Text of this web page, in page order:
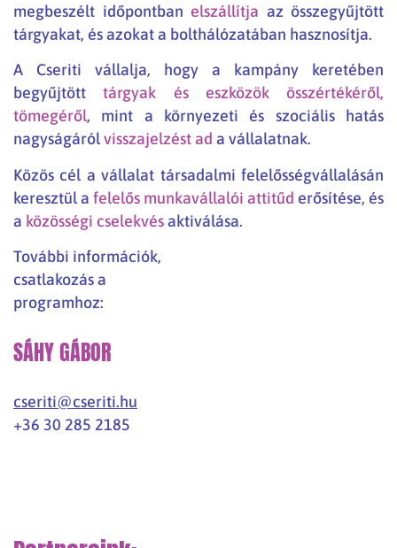
megbeszélt időpontban elszállítja az összegyűjtött
tárgyakat, és azokat a bolthálózatában hasznosítja.
A Cseriti vállalja, hogy a kampány keretében
begyűjtötttárgyak és eszközök összértékéről,
tömegéről, mint a környezeti és szociális hatás
nagyságárólvisszajelzést ad a vállalatnak.
Közös cél a vállalat társadalmi felelősségvállalásán
keresztül a felelős munkavállalói attitűd erősítése, és
a közösségi cselekvés aktiválása.
További információk,
csatlakozás a
programhoz:
SÁHY GÁBOR
cseriti@cseriti.hu
+36 30 285 2185